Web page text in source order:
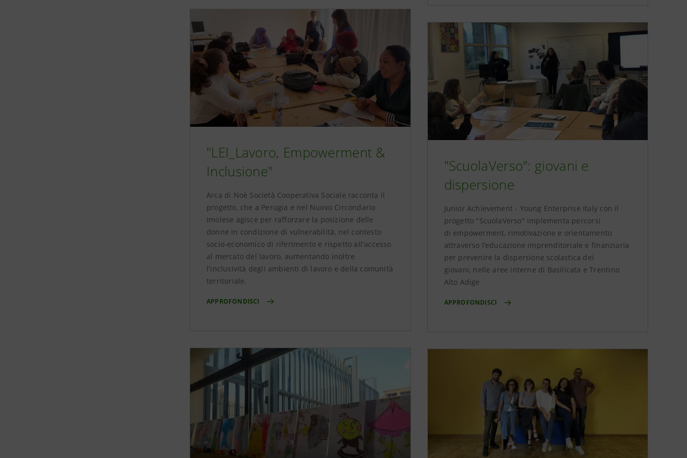
"LEI_Lavoro, Empowerment &
Inclusione"
Arca di Noè Società Cooperativa Sociale racconta il
progetto, che a Perugia e nel Nuovo Circondario
Imolese agisce per rafforzare la posizione delle
donne in condizione di vulnerabilità, nel contesto
socio-economico di riferimento e rispetto all'accesso
al mercato del lavoro, aumentando inoltre
l'inclusività degli ambienti di lavoro e della comunità
territoriale.
APPROFONDISCI
"ScuolaVerso": giovani e
dispersione
Junior Achievement - Young Enterprise Italy con il
progetto "ScuolaVerso" implementa percorsi
di empowerment, rimotivazione e orientamento
attraverso l’educazione imprenditoriale e finanziaria
per prevenire la dispersione scolastica dei
giovani, nelle aree interne di Basilicata e Trentino
Alto Adige
APPROFONDISCI